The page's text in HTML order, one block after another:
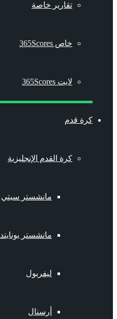
تقارير خاصة
خاص 365Scores
لايت 365Scores
كرة قدم
كرة القدم الإنجليزية
مانشستر سيتي
مانشستر يونايتد
ليفربول
أرسنال